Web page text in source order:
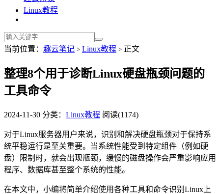
Linux教程
当前位置： 趣云笔记 > Linux教程 > 正文
整理8个用于诊断Linux硬盘瓶颈问题的
工具命令
2024-11-30 分类： Linux教程 阅读(1174)
对于Linux服务器用户来说，识别和解决硬盘瓶颈对于保持系
统平稳运行是至关重要。当系统性能受到特定组件（例如硬
盘）限制时，就会出现瓶颈，缓慢的磁盘操作会严重影响应用
程序、数据库甚至整个系统的性能。
在本文中，小编将简单介绍使用各种工具和命令识别Linux上